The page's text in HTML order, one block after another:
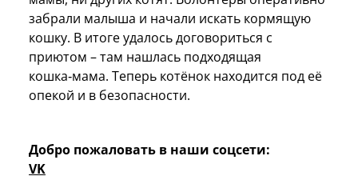
забрали малыша и начали искать кормящую
кошку. В итоге удалось договориться с
приютом – там нашлась подходящая
кошка‑мама. Теперь котёнок находится под её
опекой и в безопасности.
Добро пожаловать в наши соцсети:
VK